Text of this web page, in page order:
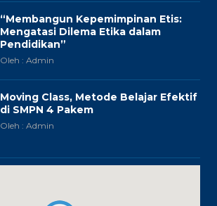
“Membangun Kepemimpinan Etis:
Mengatasi Dilema Etika dalam
Pendidikan”
Oleh : Admin
Moving Class, Metode Belajar Efektif
di SMPN 4 Pakem
Oleh : Admin